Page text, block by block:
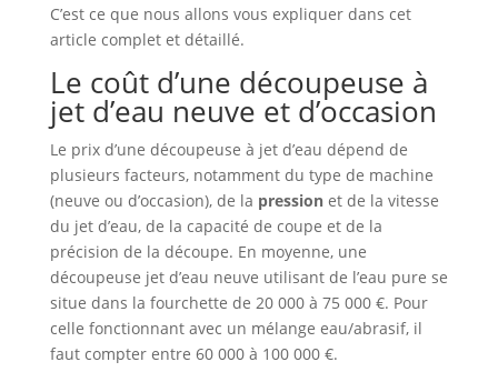
C’est ce que nous allons vous expliquer dans cet
article complet et détaillé.
Le coût d’une découpeuse à
jet d’eau neuve et d’occasion
Le prix d’une découpeuse à jet d’eau dépend de
plusieurs facteurs, notamment du type de machine
(neuve ou d’occasion), de la pressionet de la vitesse
du jet d’eau, de la capacité de coupe et de la
précision de la découpe. En moyenne, une
découpeuse jet d’eau neuve utilisant de l’eau pure se
situe dans la fourchette de 20 000 à 75 000 €. Pour
celle fonctionnant avec un mélange eau/abrasif, il
faut compter entre 60 000 à 100 000 €.